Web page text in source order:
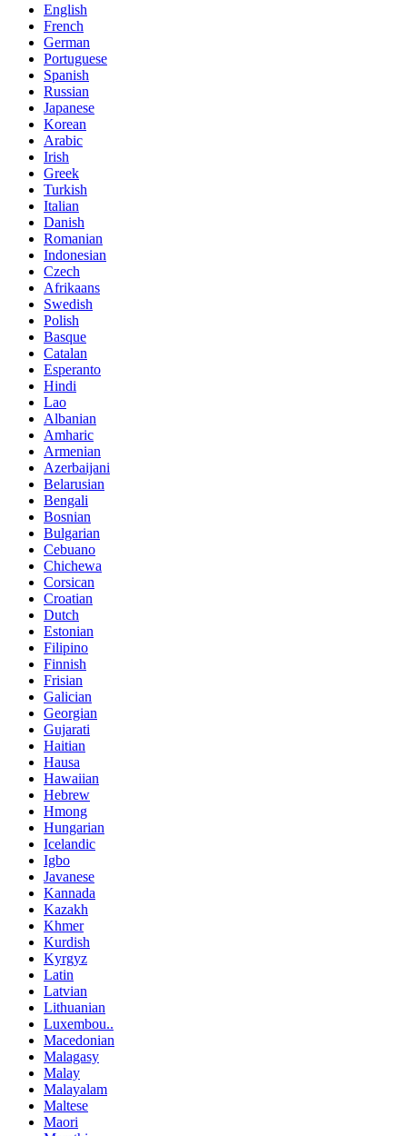
English
French
German
Portuguese
Spanish
Russian
Japanese
Korean
Arabic
Irish
Greek
Turkish
Italian
Danish
Romanian
Indonesian
Czech
Afrikaans
Swedish
Polish
Basque
Catalan
Esperanto
Hindi
Lao
Albanian
Amharic
Armenian
Azerbaijani
Belarusian
Bengali
Bosnian
Bulgarian
Cebuano
Chichewa
Corsican
Croatian
Dutch
Estonian
Filipino
Finnish
Frisian
Galician
Georgian
Gujarati
Haitian
Hausa
Hawaiian
Hebrew
Hmong
Hungarian
Icelandic
Igbo
Javanese
Kannada
Kazakh
Khmer
Kurdish
Kyrgyz
Latin
Latvian
Lithuanian
Luxembou..
Macedonian
Malagasy
Malay
Malayalam
Maltese
Maori